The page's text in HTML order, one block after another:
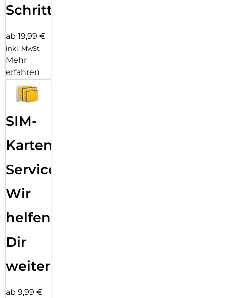
Schritten
ab 19,99 €
inkl. MwSt.
Mehr
erfahren
SIM-
Karten
Service:
Wir
helfen
Dir
weiter
ab 9,99 €